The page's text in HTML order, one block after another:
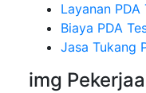
Layanan
Biaya PDA
Jasa Tukang
img